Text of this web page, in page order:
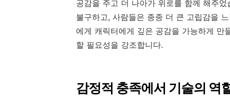
공감을 주고 더 나아가 위로를 함께 해주
불구하고, 사람들은 종종 더 큰 고립감을
에게 캐릭터에게 깊은 공감을 가능하게
할 필요성을 강조합니다.
감정적 충족에서 기술의 역